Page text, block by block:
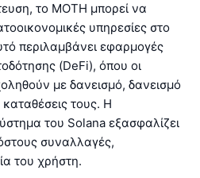
το MOTH μπορεί να
υπηρεσίες στο
περιλαμβάνει εφαρμογές
(DeFi), όπου οι
με δανεισμό, δανεισμό
τους. Η
του Solana εξασφαλίζει
συναλλαγές,
του χρήστη.